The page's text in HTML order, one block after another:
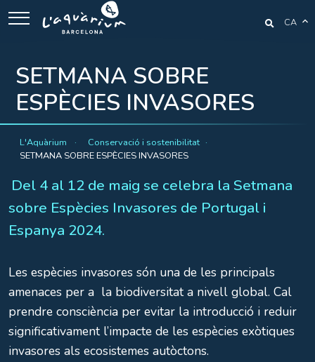
CA
SETMANA SOBRE
ESPÈCIES INVASORES
L'Aquàrium
Conservació i sostenibilitat
SETMANA SOBRE ESPÈCIES INVASORES
Del 4 al 12 de maig se celebra la Setmana
sobre Espècies Invasores de Portugal i
Espanya 2024.
Les espècies invasores són una de les principals
amenaces per a la biodiversitat a nivell global. Cal
prendre consciència per evitar la introducció i reduir
significativament l’impacte de les espècies exòtiques
invasores als ecosistemes autòctons.